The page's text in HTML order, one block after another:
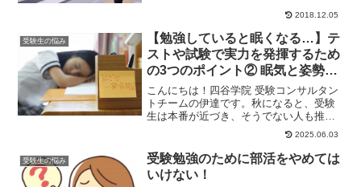
2018.12.05
受験生の悩み
【勉強していると眠くなる…】テ
ストや試験で実力を発揮するため
の3つのポイント② 眠気と姿勢
【睡魔に勝つための勉強法！】
こんにちは！四谷学院 受験コンサルタン
トチームの伊達です。秋になると、受験
生は本番が近づき、そうでない人も推薦
対策のための評定を意識して...と、今ま
2025.06.03
受験生の悩み
受験勉強のために部活をやめては
いけない！